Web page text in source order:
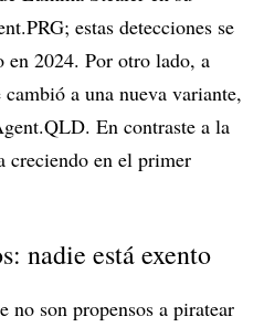
estas detecciones se
en 2024. Por otro lado, a
a una nueva variante,
En contraste a la
creciendo en el primer
nadie está exento
no son propensos a piratear